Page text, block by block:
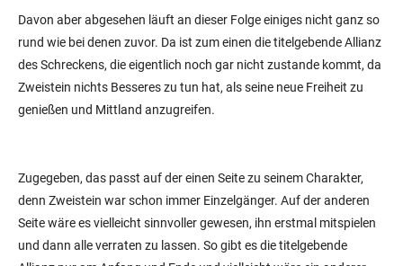
Davon aber abgesehen läuft an dieser Folge einiges nicht ganz so
rund wie bei denen zuvor. Da ist zum einen die titelgebende Allianz
des Schreckens, die eigentlich noch gar nicht zustande kommt, da
Zweistein nichts Besseres zu tun hat, als seine neue Freiheit zu
genießen und Mittland anzugreifen.
Zugegeben, das passt auf der einen Seite zu seinem Charakter,
denn Zweistein war schon immer Einzelgänger. Auf der anderen
Seite wäre es vielleicht sinnvoller gewesen, ihn erstmal mitspielen
und dann alle verraten zu lassen. So gibt es die titelgebende